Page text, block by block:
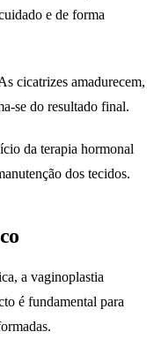
e de forma
cicatrizes amadurecem,
se do resultado final.
da terapia hormonal
dos tecidos.
a vaginoplastia
é fundamental para